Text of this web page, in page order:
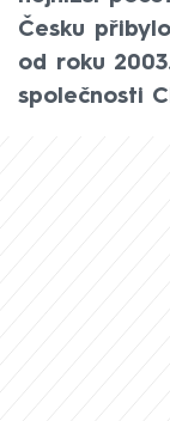
Česku
od roku
společnosti